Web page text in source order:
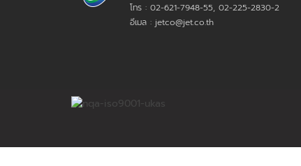
โทร : 02-621-7948-55, 02-225-2830-2
อีเมล : jetco@jet.co.th